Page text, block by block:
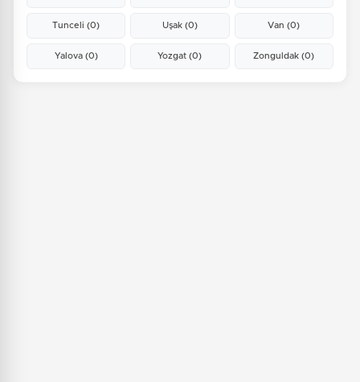
Tunceli(0) Uşak (0) Van(0)
Yalova (0) Yozgat(0) Zonguldak(0)